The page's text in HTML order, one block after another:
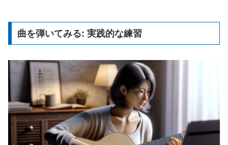
曲を弾いてみる: 実践的な練習